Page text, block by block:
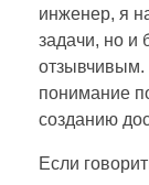
инженер, я
задачи, но и
отзывчивым.
понимание
созданию
Если